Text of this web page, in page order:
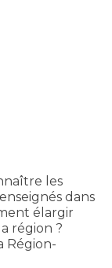
les
dans
élargir
région ?
Région-